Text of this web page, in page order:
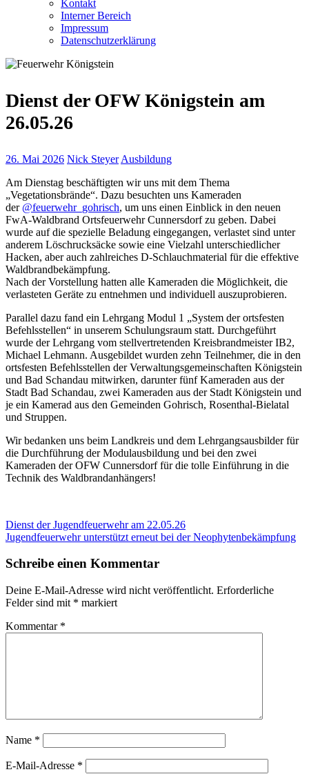
Kontakt
Interner Bereich
Impressum
Datenschutzerklärung
Dienst der OFW Königstein am
26.05.26
26. Mai 2026 Nick Steyer Ausbildung
Am Dienstag beschäftigten wir uns mit dem Thema
„Vegetationsbrände“. Dazu besuchten uns Kameraden
der @feuerwehr_gohrisch, um uns einen Einblick in den neuen
FwA-Waldbrand Ortsfeuerwehr Cunnersdorf zu geben. Dabei
wurde auf die spezielle Beladung eingegangen, verlastet sind unter
anderem Löschrucksäcke sowie eine Vielzahl unterschiedlicher
Hacken, aber auch zahlreiches D-Schlauchmaterial für die effektive
Waldbrandbekämpfung.
Nach der Vorstellung hatten alle Kameraden die Möglichkeit, die
verlasteten Geräte zu entnehmen und individuell auszuprobieren.
Parallel dazu fand ein Lehrgang Modul 1 „System der ortsfesten
Befehlsstellen“ in unserem Schulungsraum statt. Durchgeführt
wurde der Lehrgang vom stellvertretenden Kreisbrandmeister IB2,
Michael Lehmann. Ausgebildet wurden zehn Teilnehmer, die in den
ortsfesten Befehlsstellen der Verwaltungsgemeinschaften Königstein
und Bad Schandau mitwirken, darunter fünf Kameraden aus der
Stadt Bad Schandau, zwei Kameraden aus der Stadt Königstein und
je ein Kamerad aus den Gemeinden Gohrisch, Rosenthal-Bielatal
und Struppen.
Wir bedanken uns beim Landkreis und dem Lehrgangsausbilder für
die Durchführung der Modulausbildung und bei den zwei
Kameraden der OFW Cunnersdorf für die tolle Einführung in die
Technik des Waldbrandanhängers!
Beitragsnavigation
Vorheriger
Beitrag:
Dienst der Jugendfeuerwehr am 22.05.26
Nächster
Jugendfeuerwehr unterstützt erneut bei der Neophytenbekämpfung
Schreibe einen Kommentar
Deine E-Mail-Adresse wird nicht veröffentlicht. Erforderliche
Felder sind mit * markiert
Kommentar *
Name *
E-Mail-Adresse *